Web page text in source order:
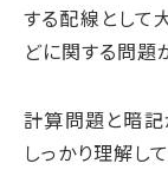
する配線として
どに関する問題
計算問題と暗記
しっかり理解し